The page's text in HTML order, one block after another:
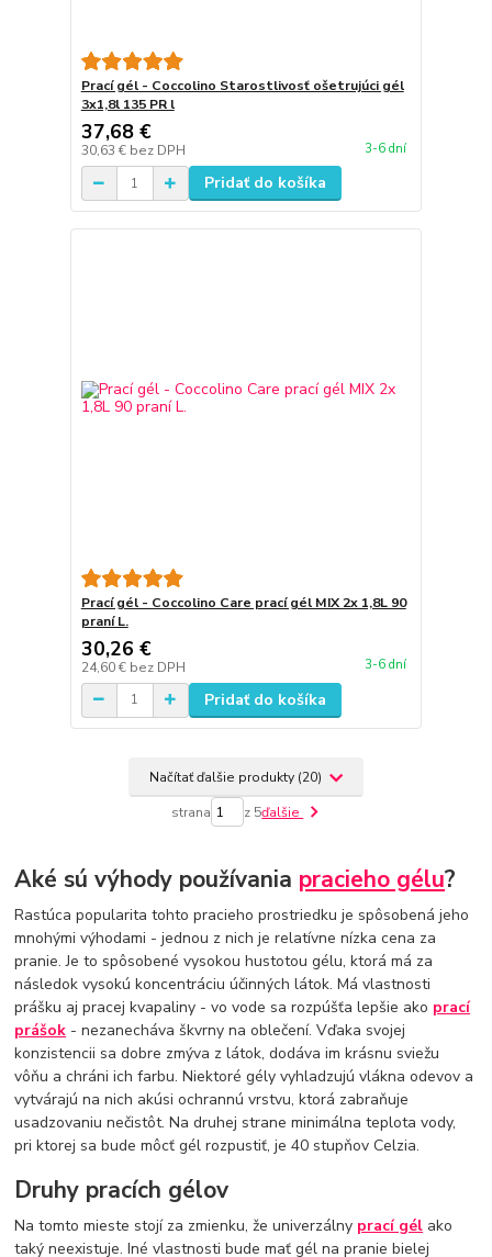
Prací gél - Coccolino Starostlivosť ošetrujúci gél
3x1,8l 135 PR l
37,68 €
30,63 € bez DPH 3-6 dní
Pridať do košíka
Prací gél - Coccolino Care prací gél MIX 2x 1,8L 90
praní L.
30,26 €
24,60 € bez DPH 3-6 dní
Pridať do košíka
Načítať ďalšie produkty (20)
strana z 5ďalšie
Aké sú výhody používania pracieho gélu?
Rastúca popularita tohto pracieho prostriedku je spôsobená jeho
mnohými výhodami - jednou z nich je relatívne nízka cena za
pranie. Je to spôsobené vysokou hustotou gélu, ktorá má za
následok vysokú koncentráciu účinných látok. Má vlastnosti
prášku aj pracej kvapaliny - vo vode sa rozpúšťa lepšie ako prací
prášok - nezanecháva škvrny na oblečení. Vďaka svojej
konzistencii sa dobre zmýva z látok, dodáva im krásnu sviežu
vôňu a chráni ich farbu. Niektoré gély vyhladzujú vlákna odevov a
vytvárajú na nich akúsi ochrannú vrstvu, ktorá zabraňuje
usadzovaniu nečistôt. Na druhej strane minimálna teplota vody,
pri ktorej sa bude môcť gél rozpustiť, je 40 stupňov Celzia.
Druhy pracích gélov
Na tomto mieste stojí za zmienku, že univerzálny prací gél ako
taký neexistuje. Iné vlastnosti bude mať gél na pranie bielej